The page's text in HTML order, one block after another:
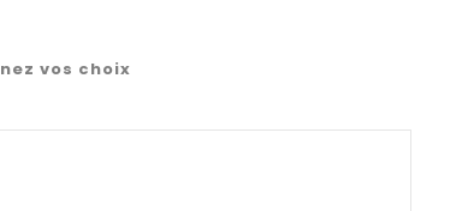
vos choix